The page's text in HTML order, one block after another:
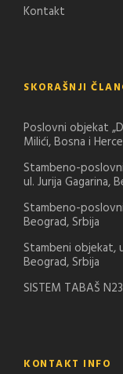
Kontakt
SKORAŠNJI
Poslovni objekat
Milići, Bosna i
Stambeno-
ul. Jurija Gagarina,
Stambeno-
Beograd, Srbija
Stambeni objekat,
Beograd, Srbija
SISTEM TABAŠ
KONTAKT INFO